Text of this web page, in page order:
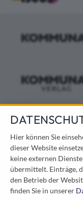
KONTAKT
Österreichischer
Löwelstraße 6 / 2.
1010 Wien
messe@kommunal.at
Hier können Sie
dieser Website
keine externen
übermittelt. Einträge,
den Betrieb der
finden Sie in unserer